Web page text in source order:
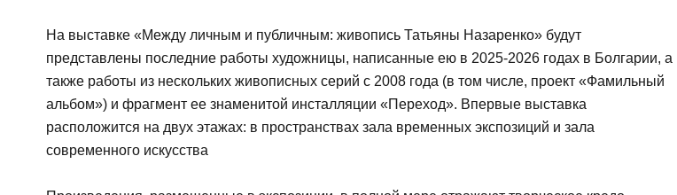
На выставке «Между личным и публичным: живопись Татьяны Назаренко» будут
представлены последние работы художницы, написанные ею в 2025-2026 годах в Болгарии, а
также работы из нескольких живописных серий с 2008 года (в том числе, проект «Фамильный
альбом») и фрагмент ее знаменитой инсталляции «Переход». Впервые выставка
расположится на двух этажах: в пространствах зала временных экспозиций и зала
современного искусства